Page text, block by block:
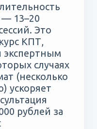
13–20
Это
КПТ,
случаях
(несколько
ускоряет
рублей за